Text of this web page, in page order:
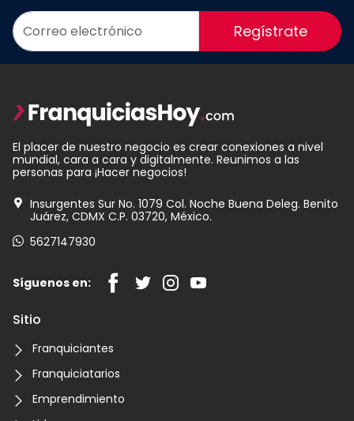
Regístrate
El placer de nuestro negocio es crear conexiones a nivel
mundial, cara a cara y digitalmente. Reunimos a las
personas para ¡Hacer negocios!
Insurgentes Sur No. 1079 Col. Noche Buena Deleg. Benito
Juárez, CDMX C.P. 03720, México.
5627147930
Síguenos en:
Sitio
Franquiciantes
Franquiciatarios
Emprendimiento